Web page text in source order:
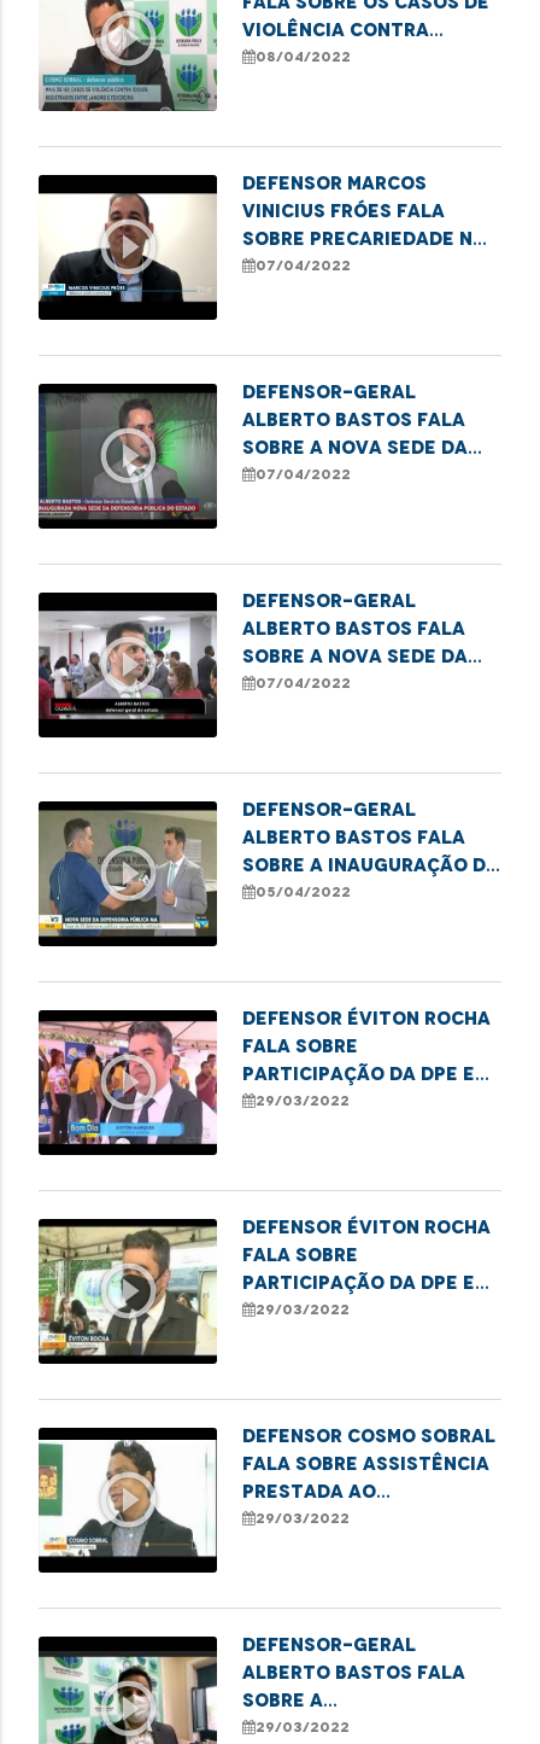
play_circle_outline
violência contra
idosos em São Luís.
08/04/2022
play_circle_outline
Defensor Marcos
Vinicius Fróes fala
sobre precariedade no
sistema de transporte
07/04/2022
play_circle_outline
Defensor-geral
Alberto Bastos fala
sobre a nova sede da
DPE e ressalta a
07/04/2022
play_circle_outline
Defensor-geral
Alberto Bastos fala
sobre a nova sede da
DPE e ressalta as
07/04/2022
play_circle_outline
Defensor-geral
Alberto Bastos fala
sobre a inauguração da
nova sede da
05/04/2022
play_circle_outline
Defensor Éviton Rocha
fala sobre
participação da DPE em
ação social realizada
29/03/2022
play_circle_outline
Defensor Éviton Rocha
fala sobre
participação da DPE em
ação social realizada
29/03/2022
play_circle_outline
Defensor Cosmo Sobral
fala sobre assistência
prestada ao
adolescente que
29/03/2022
play_circle_outline
Defensor-geral
Alberto Bastos fala
sobre a
obrigatoriedade da
29/03/2022